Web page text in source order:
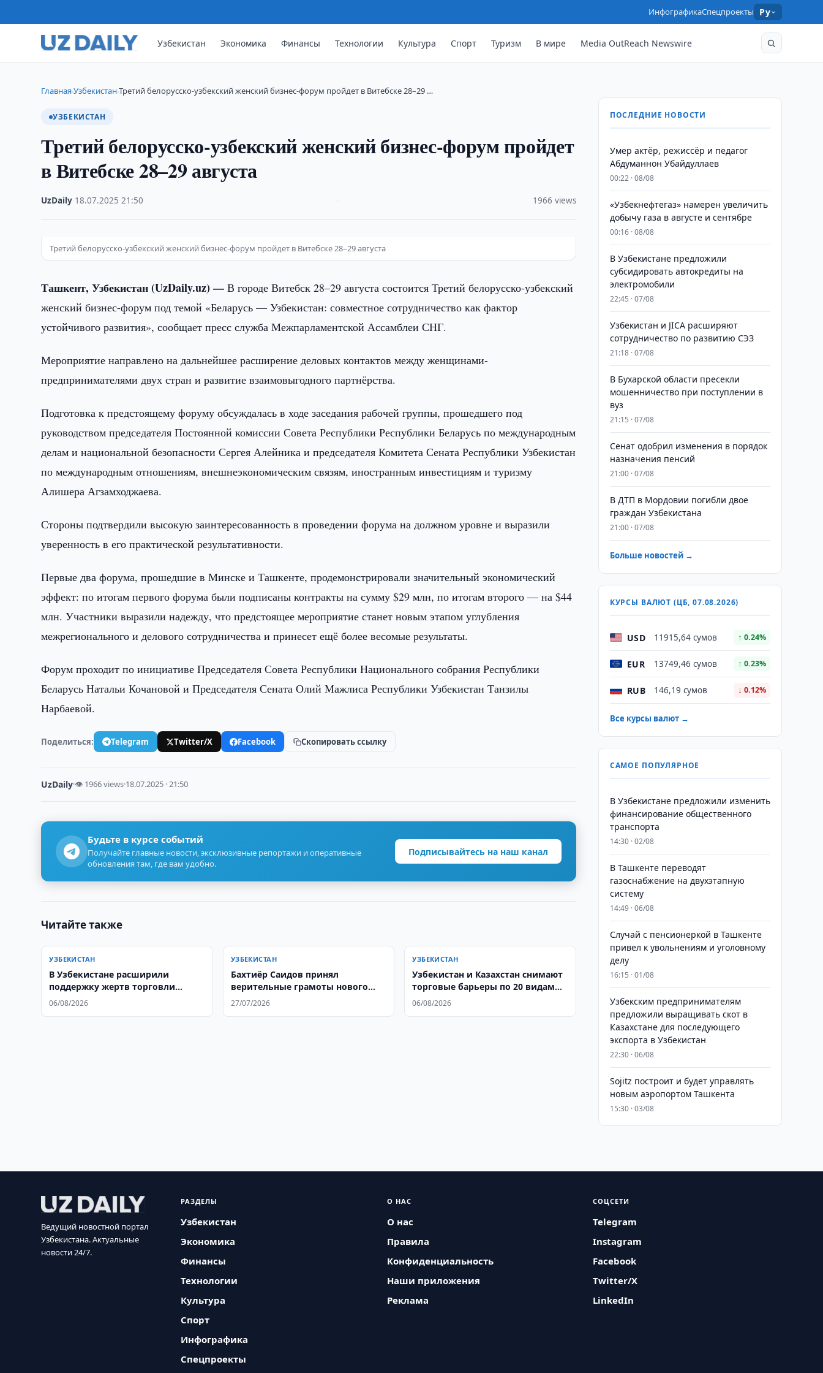
ИнфографикаСпецпроекты Ру
Узбекистан Экономика Финансы Технологии Культура Спорт Туризм В мире Media OutReach Newswire
Главная›Узбекистан›Третий белорусско-узбекский женский бизнес-форум пройдет в Витебске 28–29 …
УЗБЕКИСТАН
Третий белорусско-узбекский женский бизнес-форум пройдет
в Витебске 28–29 августа
UzDaily 18.07.2025 ·21:50 1966 views
Третий белорусско-узбекский женский бизнес-форум пройдет в Витебске 28–29 августа
Ташкент, Узбекистан (UzDaily.uz) —В городе Витебск 28–29 августа состоится Третий белорусско-узбекский
женский бизнес-форум под темой «Беларусь — Узбекистан: совместное сотрудничество как фактор
устойчивого развития», сообщает пресс служба Межпарламентской Ассамблеи СНГ.
Мероприятие направлено на дальнейшее расширение деловых контактов между женщинами-
предпринимателями двух стран и развитие взаимовыгодного партнёрства.
Подготовка к предстоящему форуму обсуждалась в ходе заседания рабочей группы, прошедшего под
руководством председателя Постоянной комиссии Совета Республики Республики Беларусь по международным
делам и национальной безопасности Сергея Алейника и председателя Комитета Сената Республики Узбекистан
по международным отношениям, внешнеэкономическим связям, иностранным инвестициям и туризму
Алишера Агзамходжаева.
Стороны подтвердили высокую заинтересованность в проведении форума на должном уровне и выразили
уверенность в его практической результативности.
Первые два форума, прошедшие в Минске и Ташкенте, продемонстрировали значительный экономический
эффект: по итогам первого форума были подписаны контракты на сумму $29 млн, по итогам второго — на $44
млн. Участники выразили надежду, что предстоящее мероприятие станет новым этапом углубления
межрегионального и делового сотрудничества и принесет ещё более весомые результаты.
Форум проходит по инициативе Председателя Совета Республики Национального собрания Республики
Беларусь Натальи Кочановой и Председателя Сената Олий Мажлиса Республики Узбекистан Танзилы
Нарбаевой.
Поделиться: Telegram Twitter/X Facebook Скопировать ссылку
UzDaily·👁 1966 views·18.07.2025 · 21:50
Будьте в курсе событий
Получайте главные новости, эксклюзивные репортажи и оперативные
обновления там, где вам удобно.
Подписывайтесь на наш канал
Читайте также
УЗБЕКИСТАН
В Узбекистане расширили
поддержку жертв торговли
людьми
06/08/2026
УЗБЕКИСТАН
Бахтиёр Саидов принял
верительные грамоты нового
посла Аргентины в Узбекистане
27/07/2026
УЗБЕКИСТАН
Узбекистан и Казахстан снимают
торговые барьеры по 20 видам
товаров с 10 августа
06/08/2026
ПОСЛЕДНИЕ НОВОСТИ
Умер актёр, режиссёр и педагог
Абдуманнон Убайдуллаев
00:22 · 08/08
«Узбекнефтегаз» намерен увеличить
добычу газа в августе и сентябре
00:16 · 08/08
В Узбекистане предложили
субсидировать автокредиты на
электромобили
22:45 · 07/08
Узбекистан и JICA расширяют
сотрудничество по развитию СЭЗ
21:18 · 07/08
В Бухарской области пресекли
мошенничество при поступлении в
вуз
21:15 · 07/08
Сенат одобрил изменения в порядок
назначения пенсий
21:00 · 07/08
В ДТП в Мордовии погибли двое
граждан Узбекистана
21:00 · 07/08
Больше новостей →
КУРСЫ ВАЛЮТ (ЦБ, 07.08.2026)
USD 11915,64 сумов ↑ 0.24%
EUR 13749,46 сумов ↑ 0.23%
RUB 146,19 сумов ↓ 0.12%
Все курсы валют →
САМОЕ ПОПУЛЯРНОЕ
В Узбекистане предложили изменить
финансирование общественного
транспорта
14:30 · 02/08
В Ташкенте переводят
газоснабжение на двухэтапную
систему
14:49 · 06/08
Случай с пенсионеркой в Ташкенте
привел к увольнениям и уголовному
делу
16:15 · 01/08
Узбекским предпринимателям
предложили выращивать скот в
Казахстане для последующего
экспорта в Узбекистан
22:30 · 06/08
Sojitz построит и будет управлять
новым аэропортом Ташкента
15:30 · 03/08
Ведущий новостной портал
Узбекистана. Актуальные
новости 24/7.
РАЗДЕЛЫ
Узбекистан
Экономика
Финансы
Технологии
Культура
Спорт
Инфографика
Спецпроекты
О НАС
О нас
Правила
Конфиденциальность
Наши приложения
Реклама
СОЦСЕТИ
Telegram
Instagram
Facebook
Twitter/X
LinkedIn